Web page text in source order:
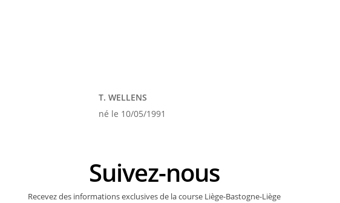
T. WELLENS
né le 10/05/1991
Suivez-nous
Recevez des informations exclusives de la course Liège-Bastogne-Liège